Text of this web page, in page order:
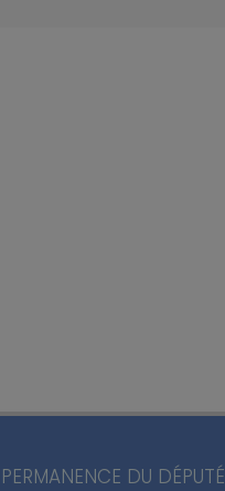
PERMANENCE DU DÉPUTÉ